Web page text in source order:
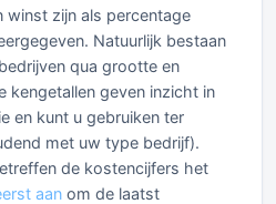
winst zijn als percentage
Natuurlijk bestaan
qua grootte en
kengetallen geven inzicht in
en kunt u gebruiken ter
met uw type bedrijf).
de kostencijfers het
aan om de laatst